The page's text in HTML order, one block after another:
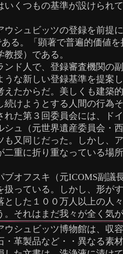
くつもの基準が設けられ
シュビッツの登録を前提
る。「顕著で普遍的価値
授）である。
ド人で、登録審査機関の
な新しい登録基準を提案
えたからだ。美しくも建築
続けようとする人間の行為
た第３回委員会には、ド
シュ（元世界遺産委員会・
も又同じだった。しかし、
二重に折り重なっている場
オフスキ（元ICOMS副議
扱っている。しかし、形が
とした１００万人以上の人
。それはまだ我々が全く気
シュビッツ博物館は、収
革製品など・・異なる素